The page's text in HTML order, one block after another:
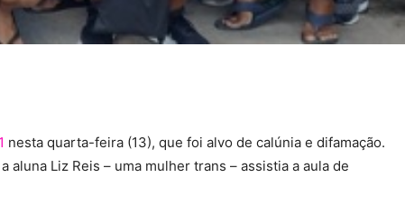
nesta quarta-feira (13), que foi alvo de calúnia e difamação.
Liz Reis – uma mulher trans – assistia a aula de